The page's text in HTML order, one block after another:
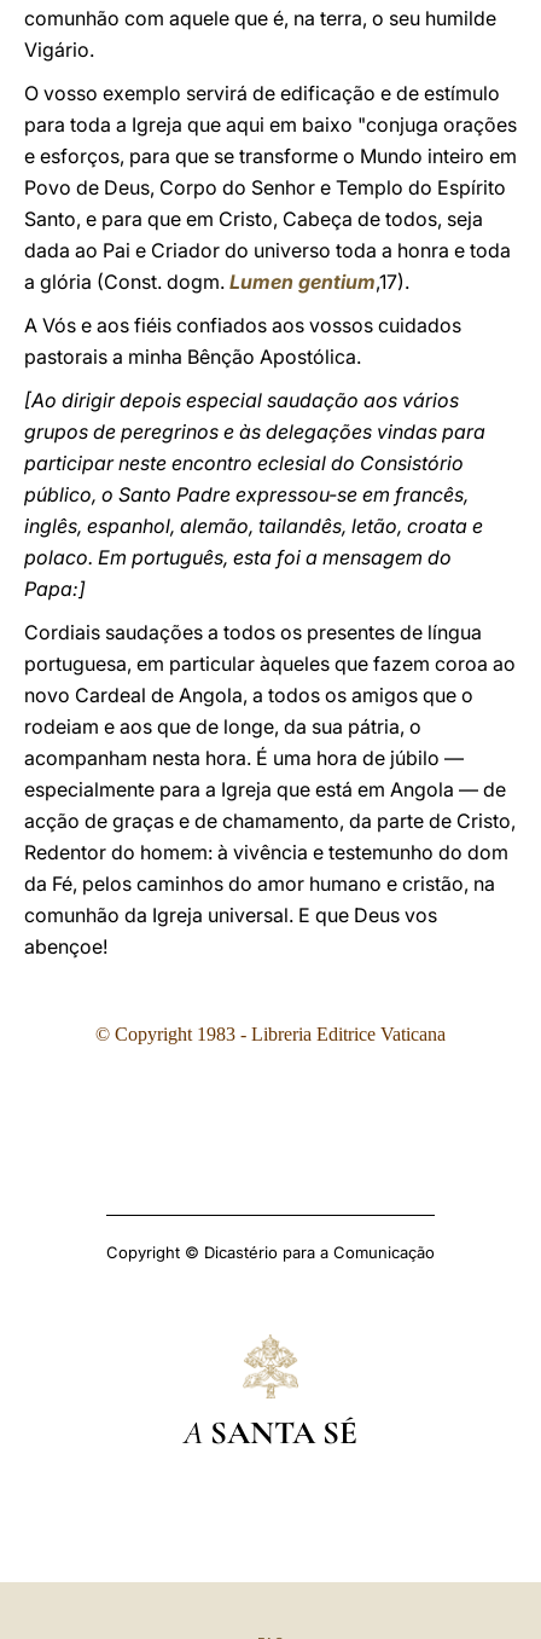
comunhão com aquele que é, na terra, o seu humilde
Vigário.
O vosso exemplo servirá de edificação e de estímulo
para toda a Igreja que aqui em baixo "conjuga orações
e esforços, para que se transforme o Mundo inteiro em
Povo de Deus, Corpo do Senhor e Templo do Espírito
Santo, e para que em Cristo, Cabeça de todos, seja
dada ao Pai e Criador do universo toda a honra e toda
a glória (Const. dogm. Lumen gentium,17).
A Vós e aos fiéis confiados aos vossos cuidados
pastorais a minha Bênção Apostólica.
[Ao dirigir depois especial saudação aos vários
grupos de peregrinos e às delegações vindas para
participar neste encontro eclesial do Consistório
público, o Santo Padre expressou-se em francês,
inglês, espanhol, alemão, tailandês, letão, croata e
polaco. Em português, esta foi a mensagem do
Papa:]
Cordiais saudações a todos os presentes de língua
portuguesa, em particular àqueles que fazem coroa ao
novo Cardeal de Angola, a todos os amigos que o
rodeiam e aos que de longe, da sua pátria, o
acompanham nesta hora. É uma hora de júbilo —
especialmente para a Igreja que está em Angola — de
acção de graças e de chamamento, da parte de Cristo,
Redentor do homem: à vivência e testemunho do dom
da Fé, pelos caminhos do amor humano e cristão, na
comunhão da Igreja universal. E que Deus vos
abençoe!
© Copyright 1983 - Libreria Editrice Vaticana
Copyright © Dicastério para a Comunicação
A SANTA SÉ